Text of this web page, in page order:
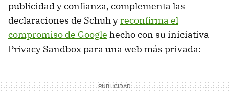
publicidad y confianza, complementa las
declaraciones de Schuh yreconfirma el
compromiso de Google hecho con su iniciativa
Privacy Sandbox para una web más privada: